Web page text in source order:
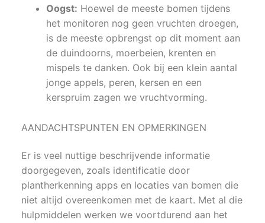
Oogst: Hoewel de meeste bomen tijdens
het monitoren nog geen vruchten droegen,
is de meeste opbrengst op dit moment aan
de duindoorns, moerbeien, krenten en
mispels te danken. Ook bij een klein aantal
jonge appels, peren, kersen en een
kerspruim zagen we vruchtvorming.
AANDACHTSPUNTEN EN OPMERKINGEN
Er is veel nuttige beschrijvende informatie
doorgegeven, zoals identificatie door
plantherkenning apps en locaties van bomen die
niet altijd overeenkomen met de kaart. Met al die
hulpmiddelen werken we voortdurend aan het